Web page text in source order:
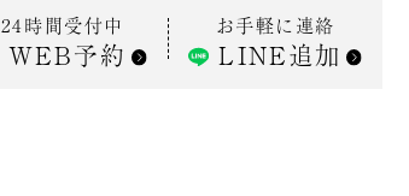
24時間受付中
WEB予約
お手軽に連絡
LINE追加